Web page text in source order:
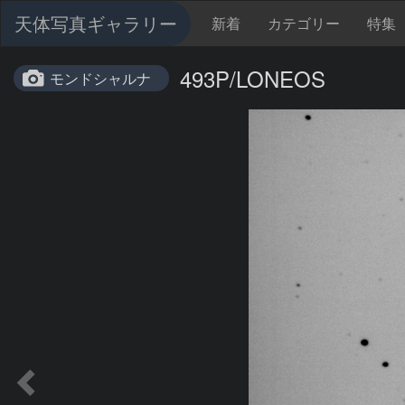
天体写真ギャラリー 新着 カテゴリー 特集
モンドシャルナ 493P/LONEOS